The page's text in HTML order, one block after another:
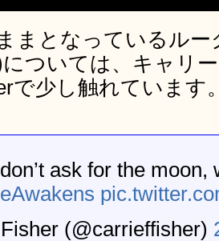
まとなっているル
ついては、キャリ
で少し触れています
ask for the moon,
(@carrieffisher)